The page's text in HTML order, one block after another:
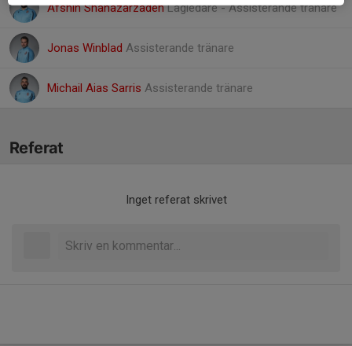
Afshin ShanazarzadehLagledare - Assisterande tränare
Jonas Winblad Assisterande tränare
Michail Aias Sarris Assisterande tränare
Referat
Inget referat skrivet